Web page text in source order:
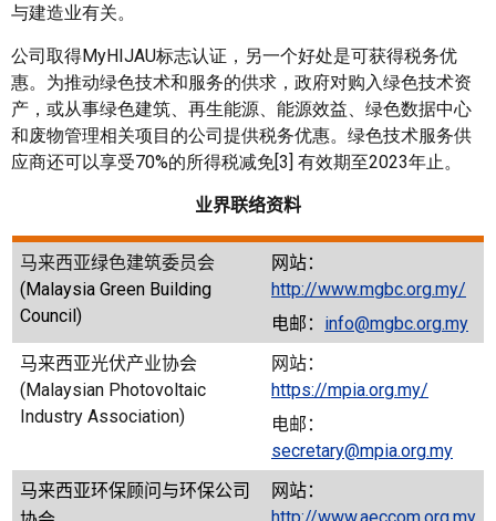
与建造业有关。
公司取得MyHIJAU标志认证，另一个好处是可获得税务优
惠。为推动绿色技术和服务的供求，政府对购入绿色技术资
产，或从事绿色建筑、再生能源、能源效益、绿色数据中心
和废物管理相关项目的公司提供税务优惠。绿色技术服务供
应商还可以享受70%的所得税减免[3] 有效期至2023年止。
业界联络资料
马来西亚绿色建筑委员会
(Malaysia Green Building
Council)
网站：
http://www.mgbc.org.my/
电邮： info@mgbc.org.my
马来西亚光伏产业协会
(Malaysian Photovoltaic
Industry Association)
网站：
https://mpia.org.my/
电邮：
secretary@mpia.org.my
马来西亚环保顾问与环保公司
网站：
http://www.aeccom.org.my